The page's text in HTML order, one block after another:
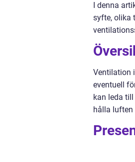
I denna
syfte, olika
Ventilation
eventuell
kan leda
hålla luften